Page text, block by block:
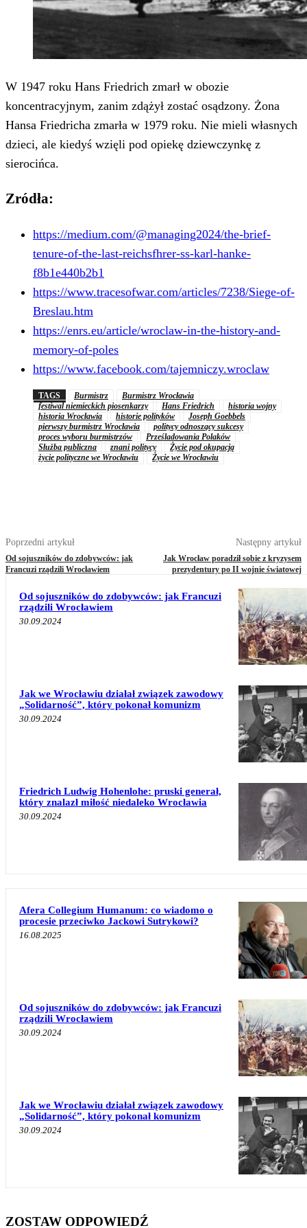
W 1947 roku Hans Friedrich zmarł w obozie
koncentracyjnym, zanim zdążył zostać osądzony. Żona
Hansa Friedricha zmarła w 1979 roku. Nie mieli własnych
dzieci, ale kiedyś wzięli pod opiekę dziewczynkę z
sierocińca.
Zródła:
https://medium.com/@managing2024/the-brief-
tenure-of-the-last-reichsfhrer-ss-karl-hanke-
f8b1e440b2b1
https://www.tracesofwar.com/articles/7238/Siege-of-
Breslau.htm
https://enrs.eu/article/wroclaw-in-the-history-and-
memory-of-poles
https://www.facebook.com/tajemniczy.wroclaw
TAGS Burmistrz
Burmistrz Wrocławia
festiwal niemieckich piosenkarzy
Hans Friedrich
historia wojny
historia Wrocławia
historie polityków
Joseph Goebbels
pierwszy burmistrz Wrocławia
politycy odnoszący sukcesy
proces wyboru burmistrzów
Prześladowania Polaków
Służba publiczna
znani politycy
Życie pod okupacją
życie polityczne we Wrocławiu
Życie we Wrocławiu
Poprzedni artykuł
Od sojuszników do zdobywców: jak
Francuzi rządzili Wrocławiem
Następny artykuł
Jak Wrocław poradził sobie z kryzysem
prezydentury po II wojnie światowej
Od sojuszników do zdobywców: jak Francuzi
rządzili Wrocławiem
30.09.2024
Jak we Wrocławiu działał związek zawodowy
„Solidarność”, który pokonał komunizm
30.09.2024
Friedrich Ludwig Hohenlohe: pruski generał,
który znalazł miłość niedaleko Wrocławia
30.09.2024
Afera Collegium Humanum: co wiadomo o
procesie przeciwko Jackowi Sutrykowi?
16.08.2025
Od sojuszników do zdobywców: jak Francuzi
rządzili Wrocławiem
30.09.2024
Jak we Wrocławiu działał związek zawodowy
„Solidarność”, który pokonał komunizm
30.09.2024
ZOSTAW ODPOWIEDŹ